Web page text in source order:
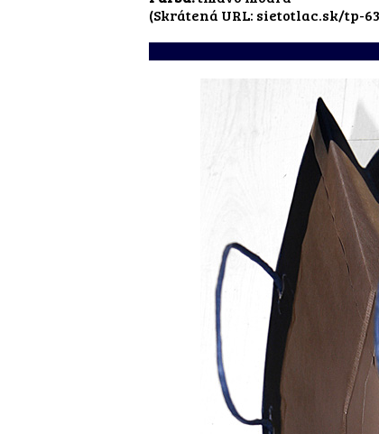
(Skrátená URL: sietotlac.sk/tp-63